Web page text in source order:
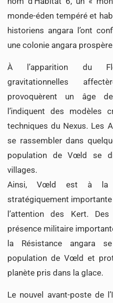
monde-éden tempéré et
historiens angara l’ont
une colonie angara
À l’apparition du
gravitationnelles
provoquèrent un âge
l’indiquent des modèles
techniques du Nexus. Les
se rassembler dans
population de Vœld se
villages.
Ainsi, Vœld est à la
stratégiquement
l’attention des Kert.
présence militaire
la Résistance angara
population de Vœld et
planète pris dans la glace.
Le nouvel avant-poste de